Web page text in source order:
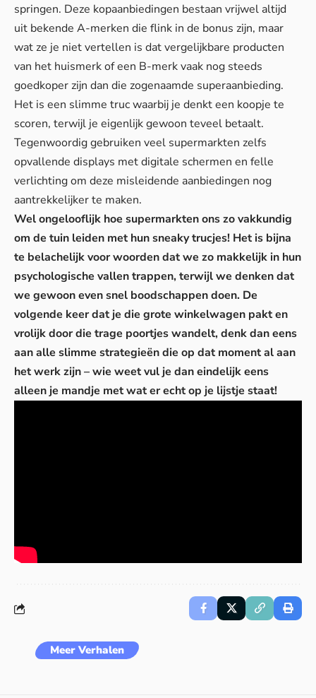
springen. Deze kopaanbiedingen bestaan vrijwel altijd
uit bekende A-merken die flink in de bonus zijn, maar
wat ze je niet vertellen is dat vergelijkbare producten
van het huismerk of een B-merk vaak nog steeds
goedkoper zijn dan die zogenaamde superaanbieding.
Het is een slimme truc waarbij je denkt een koopje te
scoren, terwijl je eigenlijk gewoon teveel betaalt.
Tegenwoordig gebruiken veel supermarkten zelfs
opvallende displays met digitale schermen en felle
verlichting om deze misleidende aanbiedingen nog
aantrekkelijker te maken.
Wel ongelooflijk hoe supermarkten ons zo vakkundig
om de tuin leiden met hun sneaky trucjes! Het is bijna
te belachelijk voor woorden dat we zo makkelijk in hun
psychologische vallen trappen, terwijl we denken dat
we gewoon even snel boodschappen doen. De
volgende keer dat je die grote winkelwagen pakt en
vrolijk door die trage poortjes wandelt, denk dan eens
aan alle slimme strategieën die op dat moment al aan
het werk zijn – wie weet vul je dan eindelijk eens
alleen je mandje met wat er echt op je lijstje staat!
Meer Verhalen